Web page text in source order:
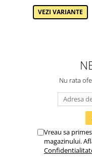
VEZI VARIANTE
Nu rata
Vreau sa
magazinului.